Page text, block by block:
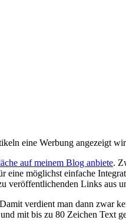
eine Werbung angezeigt
auf meinem Blog anbiete.
möglichst einfache
veröffentlichenden Links aus
verdient man dann zwar
mit bis zu 80 Zeichen Text